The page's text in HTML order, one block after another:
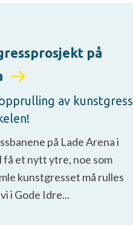
på
av kunstgress
på Lade Arena i
få et nytt ytre, noe som
kunstgresset må rulles
i Gode Idre...